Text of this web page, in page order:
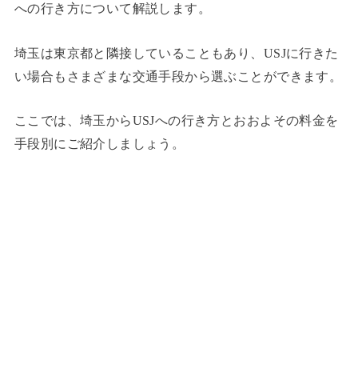
への行き方について解説します。
埼玉は東京都と隣接していることもあり、USJに行きた
い場合もさまざまな交通手段から選ぶことができます。
ここでは、埼玉からUSJへの行き方とおおよその料金を
手段別にご紹介しましょう。